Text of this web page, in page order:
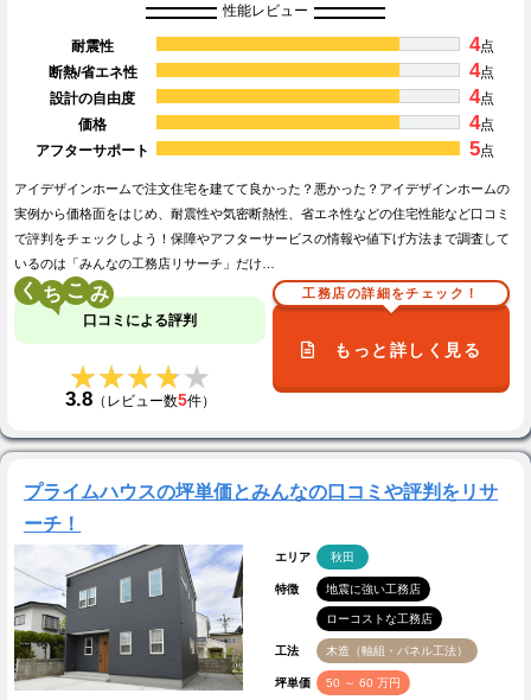
性能レビュー
耐震性 4点
断熱/省エネ性
4点
設計の自由度
4点
価格
4点
アフターサポート
5点
アイデザインホームで注文住宅を建てて良かった？悪かった？アイデザインホームの
実例から価格面をはじめ、耐震性や気密断熱性、省エネ性などの住宅性能など口コミ
で評判をチェックしよう！保障やアフターサービスの情報や値下げ方法まで調査して
いるのは「みんなの工務店リサーチ」だけ…
く こ
口コミによる評判
★★★★★
★★★★★
3.8（レビュー数5件）
工務店の詳細をチェック！
もっと詳しく見る
プライムハウスの坪単価とみんなの口コミや評判をリサ
ーチ！
エリア 秋田
特徴 地震に強い工務店
ローコストな工務店
工法 木造（軸組・パネル工法）
坪単価 50 ～ 60 万円